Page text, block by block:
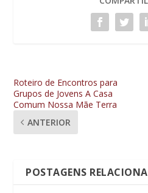
Roteiro de Encontros para
Grupos de Jovens A Casa
Comum Nossa Mãe Terra
ANTERIOR
POSTAGENS